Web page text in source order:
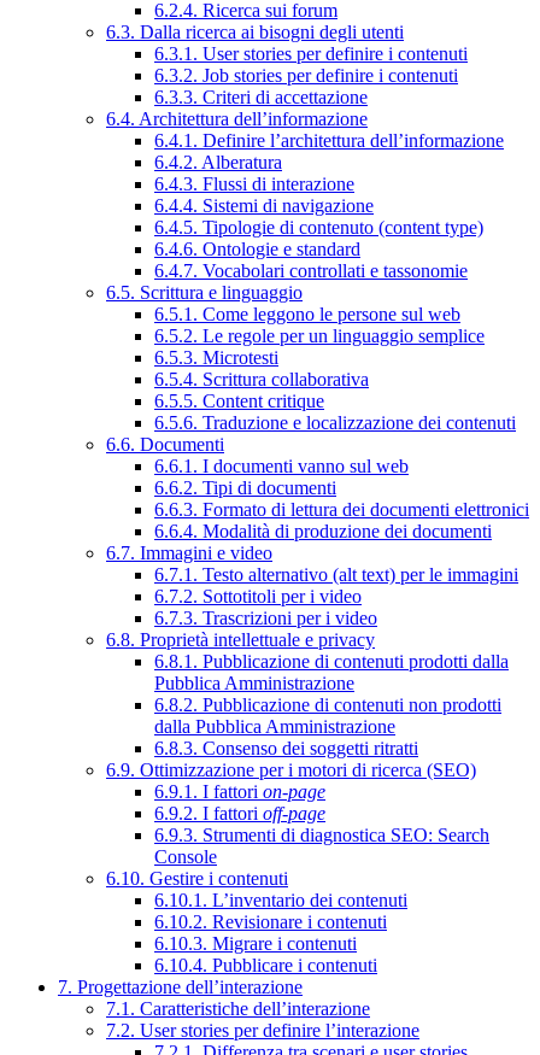
6.2.4. Ricerca sui forum
6.3. Dalla ricerca ai bisogni degli utenti
6.3.1. User stories per definire i contenuti
6.3.2. Job stories per definire i contenuti
6.3.3. Criteri di accettazione
6.4. Architettura dell’informazione
6.4.1. Definire l’architettura dell’informazione
6.4.2. Alberatura
6.4.3. Flussi di interazione
6.4.4. Sistemi di navigazione
6.4.5. Tipologie di contenuto (content type)
6.4.6. Ontologie e standard
6.4.7. Vocabolari controllati e tassonomie
6.5. Scrittura e linguaggio
6.5.1. Come leggono le persone sul web
6.5.2. Le regole per un linguaggio semplice
6.5.3. Microtesti
6.5.4. Scrittura collaborativa
6.5.5. Content critique
6.5.6. Traduzione e localizzazione dei contenuti
6.6. Documenti
6.6.1. I documenti vanno sul web
6.6.2. Tipi di documenti
6.6.3. Formato di lettura dei documenti elettronici
6.6.4. Modalità di produzione dei documenti
6.7. Immagini e video
6.7.1. Testo alternativo (alt text) per le immagini
6.7.2. Sottotitoli per i video
6.7.3. Trascrizioni per i video
6.8. Proprietà intellettuale e privacy
6.8.1. Pubblicazione di contenuti prodotti dalla
Pubblica Amministrazione
6.8.2. Pubblicazione di contenuti non prodotti
dalla Pubblica Amministrazione
6.8.3. Consenso dei soggetti ritratti
6.9. Ottimizzazione per i motori di ricerca (SEO)
6.9.1. I fattori on-page
6.9.2. I fattori off-page
6.9.3. Strumenti di diagnostica SEO: Search
Console
6.10. Gestire i contenuti
6.10.1. L’inventario dei contenuti
6.10.2. Revisionare i contenuti
6.10.3. Migrare i contenuti
6.10.4. Pubblicare i contenuti
7. Progettazione dell’interazione
7.1. Caratteristiche dell’interazione
7.2. User stories per definire l’interazione